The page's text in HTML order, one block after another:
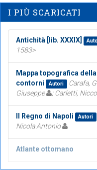
I PIÙ SCARICATI
Antichità [lib. XXXIX]
1583>
Mappa topografica
contorni
Autori Carafa,
Giuseppe
; Carletti,
Il Regno di Napoli Autori
Nicola Antonio
Atlante ottomano